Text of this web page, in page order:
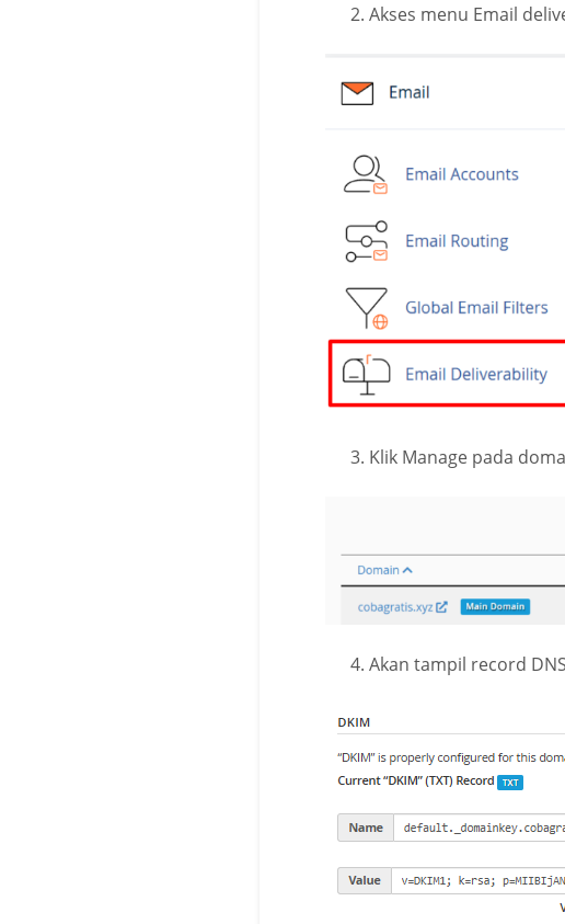
Akses menu Email
Klik Manage pada
Akan tampil record